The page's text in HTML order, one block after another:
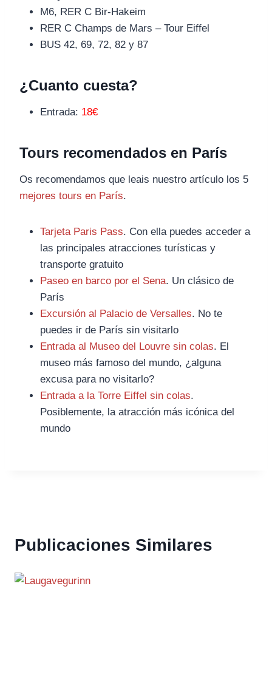
M6, RER C Bir-Hakeim
RER C Champs de Mars – Tour Eiffel
BUS 42, 69, 72, 82 y 87
¿Cuanto cuesta?
Entrada: 18€
Tours recomendados en París
Os recomendamos que leais nuestro artículo los 5
mejores tours en París.
Tarjeta Paris Pass. Con ella puedes acceder a
las principales atracciones turísticas y
transporte gratuito
Paseo en barco por el Sena. Un clásico de
París
Excursión al Palacio de Versalles. No te
puedes ir de París sin visitarlo
Entrada al Museo del Louvre sin colas. El
museo más famoso del mundo, ¿alguna
excusa para no visitarlo?
Entrada a la Torre Eiffel sin colas.
Posiblemente, la atracción más icónica del
mundo
Publicaciones Similares